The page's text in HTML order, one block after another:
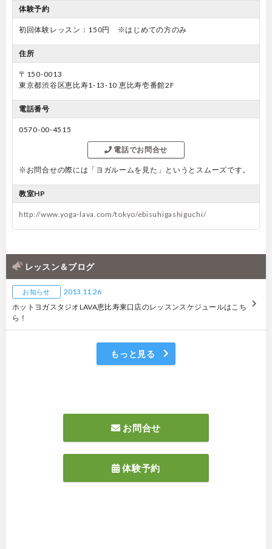
体験予約
初回体験レッスン：150円 ※はじめての方のみ
住所
〒150-0013
東京都渋谷区恵比寿1-13-10 恵比寿壱番館2F
電話番号
0570-00-4515
電話でお問合せ
※お問合せの際には「ヨガルームを見た」というとスムーズです。
教室HP
http://www.yoga-lava.com/tokyo/ebisuhigashiguchi/
レッスン＆ブログ
お知らせ
2013.11.26
ホットヨガスタジオLAVA恵比寿東口店のレッスンスケジュールはこち
ら！
もっと見る
お問合せ
体験予約